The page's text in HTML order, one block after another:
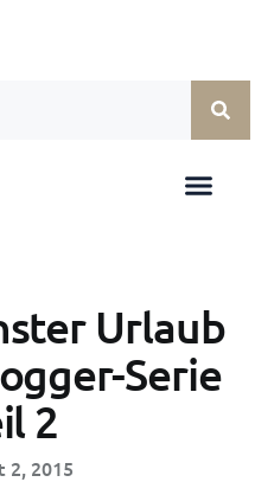
Urlaub
Serie
2
2, 2015